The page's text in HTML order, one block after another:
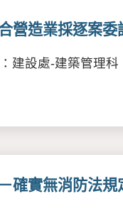
營造業採逐案
建設處-建築管理科
確實無消防法